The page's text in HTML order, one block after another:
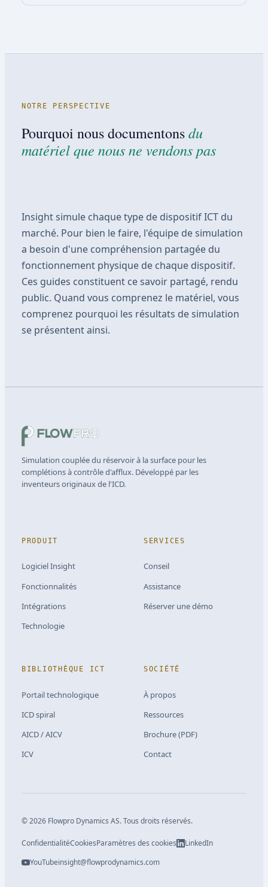
NOTRE PERSPECTIVE
Pourquoi nous documentonsdu
matériel que nous ne vendons pas
Insight simule chaque type de dispositif ICT du
marché. Pour bien le faire, l'équipe de simulation
a besoin d'une compréhension partagée du
fonctionnement physique de chaque dispositif.
Ces guides constituent ce savoir partagé, rendu
public. Quand vous comprenez le matériel, vous
comprenez pourquoi les résultats de simulation
se présentent ainsi.
Simulation couplée du réservoir à la surface pour les
complétions à contrôle d'afflux. Développé par les
inventeurs originaux de l'ICD.
PRODUIT
Logiciel Insight
Fonctionnalités
Intégrations
Technologie
SERVICES
Conseil
Assistance
Réserver une démo
BIBLIOTHÈQUE ICT
Portail technologique
ICD spiral
AICD / AICV
ICV
SOCIÉTÉ
À propos
Ressources
Brochure (PDF)
Contact
©2026 Flowpro Dynamics AS.Tous droits réservés.
ConfidentialitéCookiesParamètres des cookies
LinkedIn
YouTubeinsight@flowprodynamics.com